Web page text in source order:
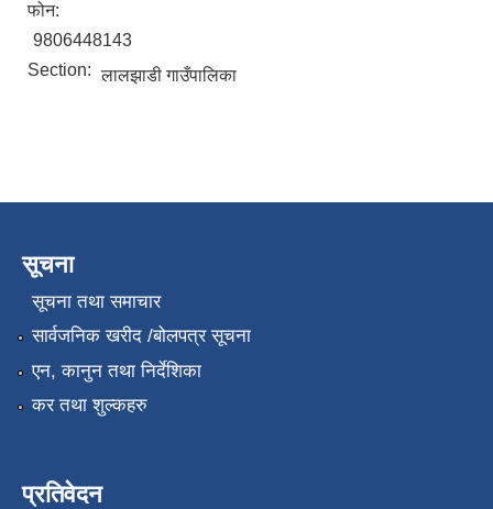
फोन:
9806448143
Section: लालझाडी गाउँपालिका
सूचना
सूचना तथा समाचार
सार्वजनिक खरीद /बोलपत्र सूचना
एन, कानुन तथा निर्देशिका
कर तथा शुल्कहरु
प्रतिवेदन